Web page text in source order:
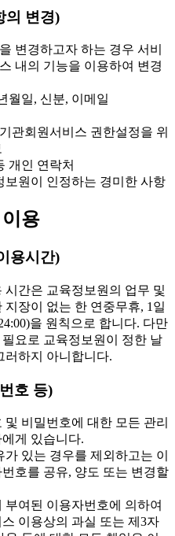
의 변경)
변경하고자 하는 경우 서비
내의 기능을 이용하여 변경
월일, 신분, 이메일
관회원서비스 권한설정을 위
개인 연락처
원이 인정하는 경미한 사항
용
용시간)
시간은 교육정보원의 업무 및
지장이 없는 한 연중무휴, 1일
을 원칙으로 합니다. 다만
요로 교육정보원이 정한 날
러하지 아니합니다.
호 등)
비밀번호에 대한 모든 관리
게 있습니다.
있는 경우를 제외하고는 이
호를 공유, 양도 또는 변경할
여된 이용자번호에 의하여
이용상의 과실 또는 제3자